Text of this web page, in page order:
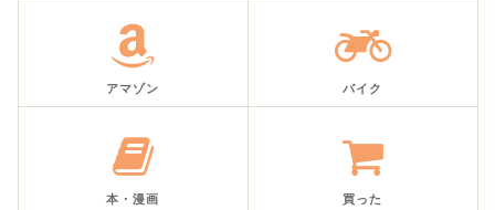
アマゾン バイク
本・漫画 買った